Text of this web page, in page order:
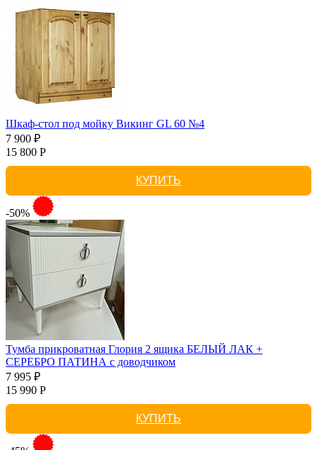
Шкаф-стол под мойку Викинг GL 60 №4
7 900 ₽
15 800 Р
КУПИТЬ
-50%
Тумба прикроватная Глория 2 ящика БЕЛЫЙ ЛАК +
СЕРЕБРО ПАТИНА с доводчиком
7 995 ₽
15 990 Р
КУПИТЬ